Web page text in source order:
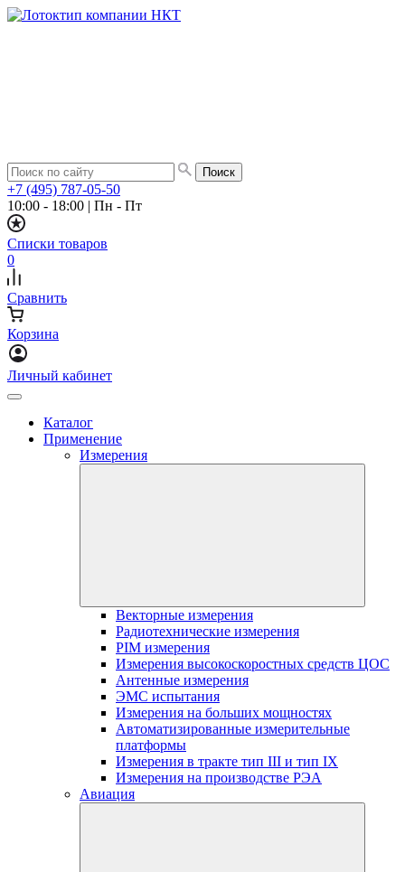
+7 (495) 787-05-50
10:00 - 18:00 | Пн - Пт
Списки товаров
0
Сравнить
Корзина
Личный кабинет
Каталог
Применение
Измерения
Векторные измерения
Радиотехнические измерения
PIM измерения
Измерения высокоскоростных средств ЦОС
Антенные измерения
ЭМС испытания
Измерения на больших мощностях
Автоматизированные измерительные
платформы
Измерения в тракте тип III и тип IX
Измерения на производстве РЭА
Авиация